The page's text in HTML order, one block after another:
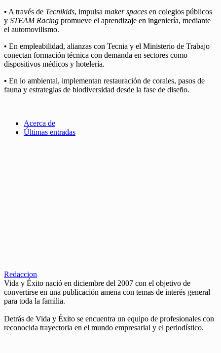
• A través de Tecnikids, impulsa maker spaces en colegios públicos
y STEAM Racing promueve el aprendizaje en ingeniería, mediante
el automovilismo.
• En empleabilidad, alianzas con Tecnia y el Ministerio de Trabajo
conectan formación técnica con demanda en sectores como
dispositivos médicos y hotelería.
• En lo ambiental, implementan restauración de corales, pasos de
fauna y estrategias de biodiversidad desde la fase de diseño.
Acerca de
Últimas entradas
Redaccion
Vida y Éxito nació en diciembre del 2007 con el objetivo de
convertirse en una publicación amena con temas de interés general
para toda la familia.
Detrás de Vida y Éxito se encuentra un equipo de profesionales con
reconocida trayectoria en el mundo empresarial y el periodístico.